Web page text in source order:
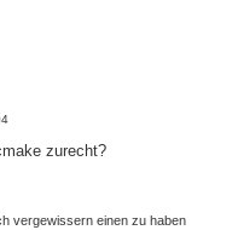
zurecht?
vergewissern einen zu haben